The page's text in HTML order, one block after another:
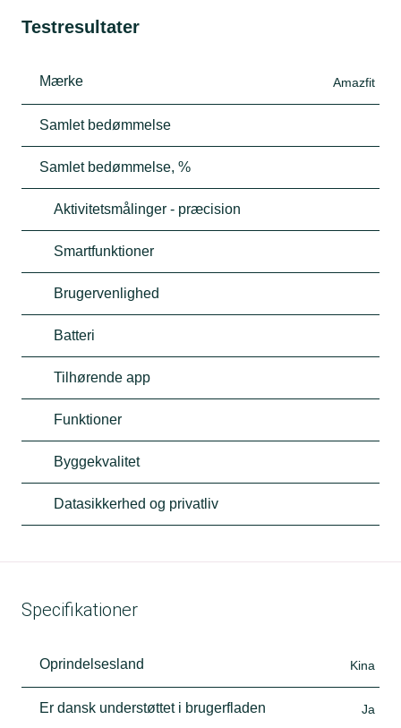
Testresultater
Mærke Amazfit
Samlet bedømmelse
Samlet bedømmelse, %
Aktivitetsmålinger - præcision
Smartfunktioner
Brugervenlighed
Batteri
Tilhørende app
Funktioner
Byggekvalitet
Datasikkerhed og privatliv
Specifikationer
Oprindelsesland Kina
Er dansk understøttet i brugerfladen Ja